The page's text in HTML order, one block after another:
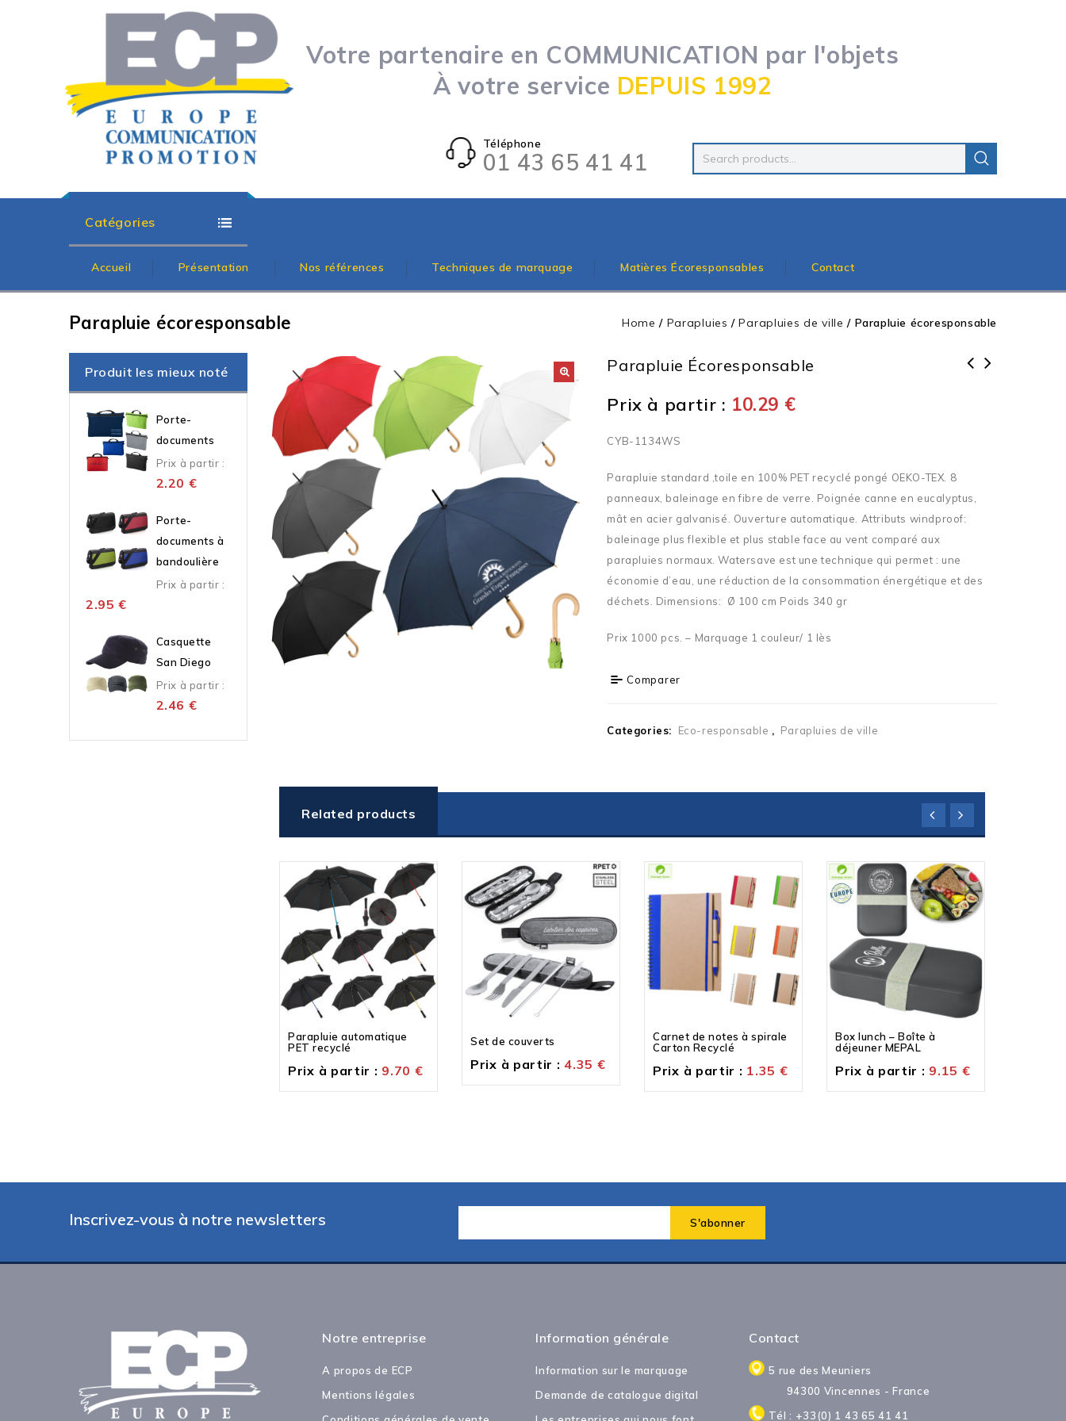
Votre partenaire en COMMUNICATION par l'objets
À votre service DEPUIS 1992
Téléphone
01 43 65 41 41
Catégories
Accueil Présentation Nos références Techniques de marquage Matières Écoresponsables Contact
Parapluie écoresponsable Home / Parapluies /Parapluies de ville / Parapluie écoresponsable
Parapluie Écoresponsable
Prix à partir : 10.29 €
CYB-1134WS
Parapluie standard ,toile en 100% PET recyclé pongé OEKO-TEX. 8
panneaux, baleinage en fibre de verre. Poignée canne en eucalyptus,
mât en acier galvanisé. Ouverture automatique. Attributs windproof:
baleinage plus flexible et plus stable face au vent comparé aux
parapluies normaux. Watersave est une technique qui permet : une
économie d’eau, une réduction de la consommation énergétique et des
déchets. Dimensions: Ø 100 cm Poids 340 gr
Prix 1000 pcs. – Marquage 1 couleur/ 1 lès
Comparer
Categories: Eco-responsable , Parapluies de ville
Related products
Parapluie automatique
PET recyclé
Prix à partir : 9.70 €
Set de couverts
Prix à partir : 4.35 €
Carnet de notes à spirale
Carton Recyclé
Prix à partir : 1.35 €
Box lunch – Boîte à
déjeuner MEPAL
Prix à partir : 9.15 €
Produit les mieux noté
Porte-
documents
Prix à partir :
2.20 €
Porte-
documents à
bandoulière
Prix à partir :
2.95 €
Casquette
San Diego
Prix à partir :
2.46 €
Inscrivez-vous à notre newsletters
Notre entreprise
A propos de ECP
Mentions légales
Information générale
Information sur le marquage
Demande de catalogue digital
Contact
5 rue des Meuniers
94300 Vincennes - France
Tél : +33(0) 1 43 65 41 41